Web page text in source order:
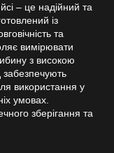
– це надійний та
із
та
вимірювати
з високою
забезпечують
використання у
умовах.
зберігання та